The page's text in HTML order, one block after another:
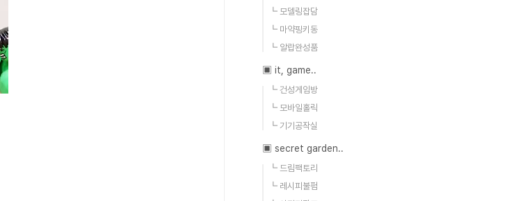
┗ 모델링잡담
┗ 마약핑키동
┗ 알랍완성품
▣ it, game..
┗ 건성게임방
┗ 모바일홀릭
┗ 기기공작실
▣ secret garden..
┗ 드림팩토리
┗ 레시피불펌